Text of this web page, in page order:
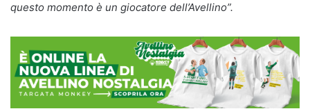
questo momento è un giocatore dell’Avellino”.